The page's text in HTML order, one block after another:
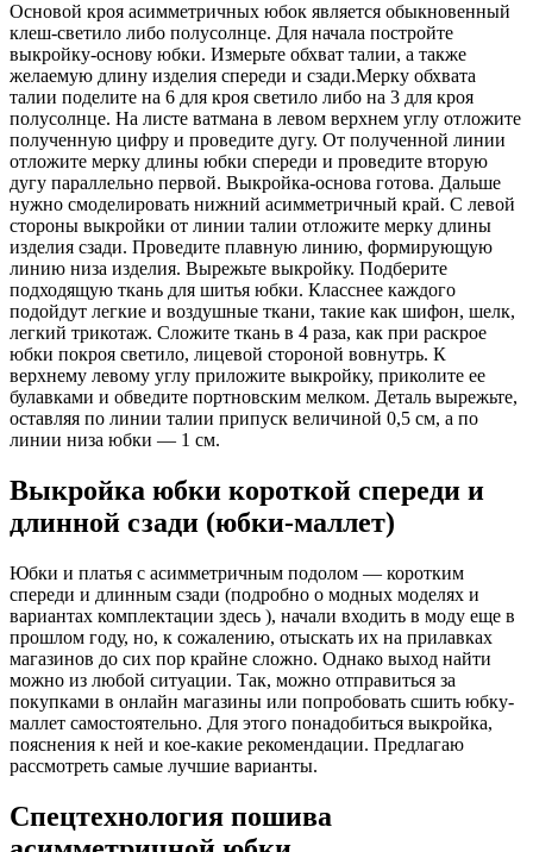
Основой кроя асимметричных юбок является обыкновенный
клеш-светило либо полусолнце. Для начала постройте
выкройку-основу юбки. Измерьте обхват талии, а также
желаемую длину изделия спереди и сзади.Мерку обхвата
талии поделите на 6 для кроя светило либо на 3 для кроя
полусолнце. На листе ватмана в левом верхнем углу отложите
полученную цифру и проведите дугу. От полученной линии
отложите мерку длины юбки спереди и проведите вторую
дугу параллельно первой. Выкройка-основа готова. Дальше
нужно смоделировать нижний асимметричный край. С левой
стороны выкройки от линии талии отложите мерку длины
изделия сзади. Проведите плавную линию, формирующую
линию низа изделия. Вырежьте выкройку. Подберите
подходящую ткань для шитья юбки. Класснее каждого
подойдут легкие и воздушные ткани, такие как шифон, шелк,
легкий трикотаж. Сложите ткань в 4 раза, как при раскрое
юбки покроя светило, лицевой стороной вовнутрь. К
верхнему левому углу приложите выкройку, приколите ее
булавками и обведите портновским мелком. Деталь вырежьте,
оставляя по линии талии припуск величиной 0,5 см, а по
линии низа юбки — 1 см.
Выкройка юбки короткой спереди и
длинной сзади (юбки-маллет)
Юбки и платья с асимметричным подолом — коротким
спереди и длинным сзади (подробно о модных моделях и
вариантах комплектации здесь ), начали входить в моду еще в
прошлом году, но, к сожалению, отыскать их на прилавках
магазинов до сих пор крайне сложно. Однако выход найти
можно из любой ситуации. Так, можно отправиться за
покупками в онлайн магазины или попробовать сшить юбку-
маллет самостоятельно. Для этого понадобиться выкройка,
пояснения к ней и кое-какие рекомендации. Предлагаю
рассмотреть самые лучшие варианты.
Спецтехнология пошива